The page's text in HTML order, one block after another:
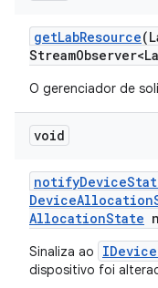
getLabResource
Stream
O gerenciador de
void
notifyDevice
DeviceAllocation
AllocationState
Sinaliza ao
dispositivo foi